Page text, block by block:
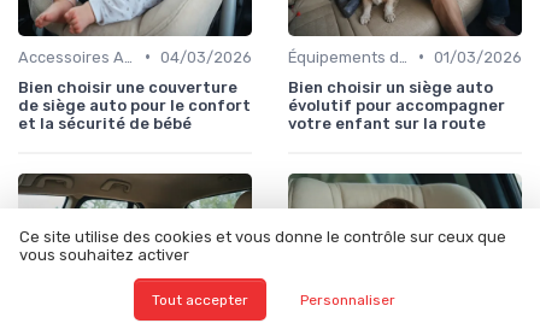
• 04/03/2026
Bien choisir une couverture
de siège auto pour le confort
et la sécurité de bébé
• 01/03/2026
Bien choisir un siège auto
évolutif pour accompagner
votre enfant sur la route
Ce site utilise des cookies et vous donne le contrôle sur ceux que
vous souhaitez activer
Tout accepter Personnaliser